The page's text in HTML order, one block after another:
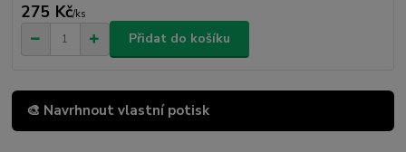
275 Kč/ks
Přidat do košíku
🎨 Navrhnout vlastní potisk